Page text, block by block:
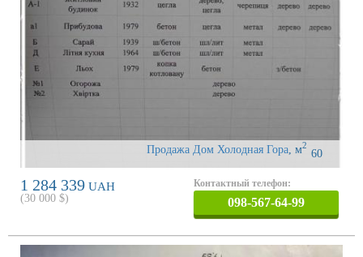
Продажа Дом Холодная Гора 60
м2
1 284 339 UAH
(30 000 $)
Контактный телефон:
098-567-64-99